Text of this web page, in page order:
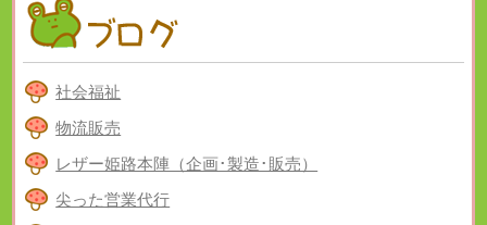
社会福祉
物流販売
レザー姫路本陣（企画･製造･販売）
尖った営業代行